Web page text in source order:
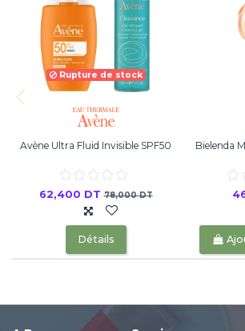
Rupture de stock
Avène Ultra Fluid Invisible SPF50
62,400 DT78,000 DT
Détails
Bielenda